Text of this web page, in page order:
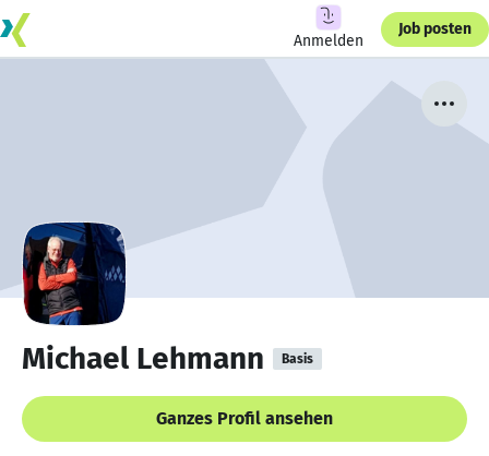
Anmelden
Job posten
Michael Lehmann Basis
Ganzes Profil ansehen